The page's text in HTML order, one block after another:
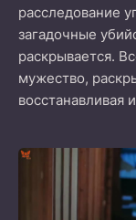
расследование
загадочные
раскрывается.
мужество,
восстанавливая